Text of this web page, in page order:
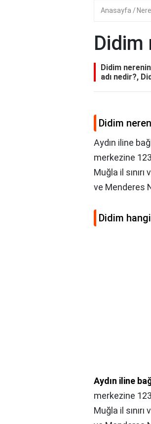
Anasayfa
Didim
Didim
adı nedir?,
Didim
Aydın iline
merkezine
Muğla il
ve Menderes
Didim
Aydın iline
merkezine
Muğla il